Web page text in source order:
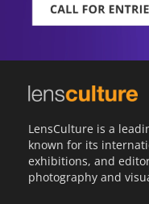
LensCulture is a
known for its
exhibitions, and
photography and